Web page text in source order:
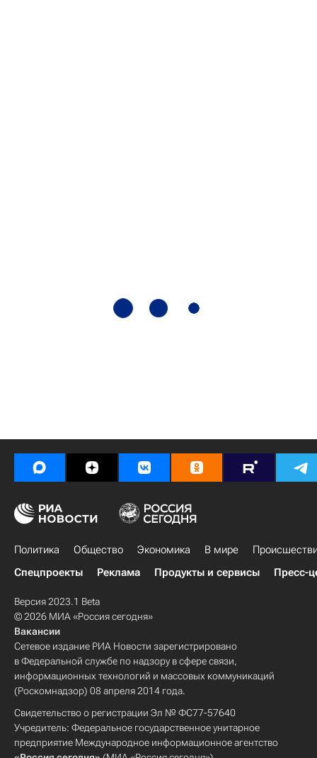
Политика Общество Экономика В мире
Спецпроекты
Реклама Продукты и сервисы Пресс-
Версия 2023.1 Beta
© 2026 МИА «Россия сегодня»
Вакансии
Сетевое издание РИА Новости зарегистрировано
в Федеральной службе по надзору в сфере связи,
информационных технологий и массовых коммуникаций
(Роскомнадзор) 08 апреля 2014 года.
Свидетельство о регистрации Эл № ФС77-57640
Учредитель: Федеральное государственное унитарное
предприятие Международное информационное агентство